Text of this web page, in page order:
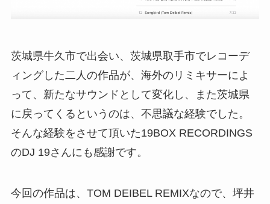
茨城県牛久市で出会い、茨城県取手市でレコーデ
ィングした二人の作品が、海外のリミキサーによ
って、新たなサウンドとして変化し、また茨城県
に戻ってくるというのは、不思議な経験でした。
そんな経験をさせて頂いた19BOX RECORDINGS
のDJ 19さんにも感謝です。
今回の作品は、TOM DEIBEL REMIXなので、坪井